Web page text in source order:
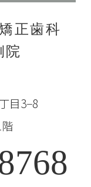
正歯科
院
目3−8